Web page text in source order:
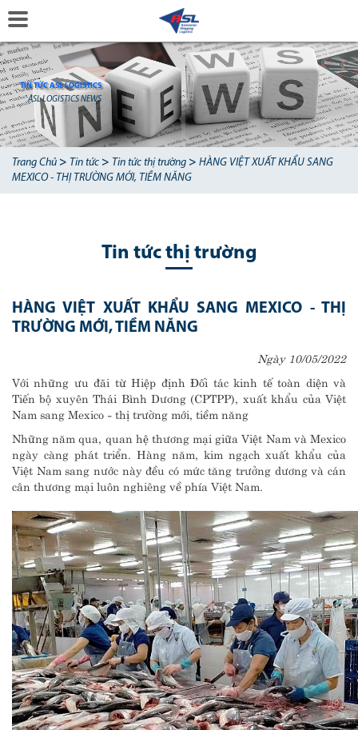
TIN TỨC ASL LOGISTICS
ASL LOGISTICS NEWS
Trang Chủ > Tin tức > Tin tức thị trường > HÀNG VIỆT XUẤT KHẨU SANG
MEXICO - THỊ TRƯỜNG MỚI, TIỀM NĂNG
Tin tức thị trường
HÀNG VIỆT XUẤT KHẨU SANG MEXICO - THỊ
TRƯỜNG MỚI, TIỀM NĂNG
Ngày 10/05/2022
Với những ưu đãi từ Hiệp định Đối tác kinh tế toàn diện và
Tiến bộ xuyên Thái Bình Dương (CPTPP), xuất khẩu của Việt
Nam sang Mexico - thị trường mới, tiềm năng
Những năm qua, quan hệ thương mại giữa Việt Nam và Mexico
ngày càng phát triển. Hàng năm, kim ngạch xuất khẩu của
Việt Nam sang nước này đều có mức tăng trưởng dương và cán
cân thương mại luôn nghiêng về phía Việt Nam.